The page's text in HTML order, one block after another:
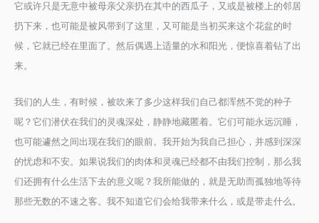
它或许只是无意中被母亲父亲扔在其中的西瓜子，又或是被楼上的邻居
扔下来，也可能是被风带到了这里，又可能是当初买来这个花盆的时
候，它就已经在里面了。然后偶遇上适量的水和阳光，便惊喜着钻了出
来。
我们的人生，有时候，被吹来了多少这样我们自己都浑然不觉的种子
呢？它们潜伏在我们的灵魂深处，静静地藏匿着。它们可能永远沉睡，
也可能遽然之间出现在我们的眼前。我开始为我自己担心，并感到深深
的忧虑和不安。如果说我们的肉体和灵魂已经都不由我们控制，那么我
们还拥有什么生活下去的意义呢？我所能做的，就是无助而孤独地等待
那些无数的不速之客。我不知道它们会给我带来什么，或是带走什么。